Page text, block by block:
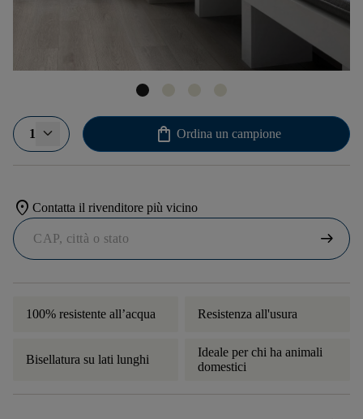
1 shopping_bag Ordina un campione
location_on Contatta il rivenditore più vicino
arrow_right_alt
100% resistente all’acqua Resistenza all'usura
Bisellatura su lati lunghi
Ideale per chi ha animali
domestici